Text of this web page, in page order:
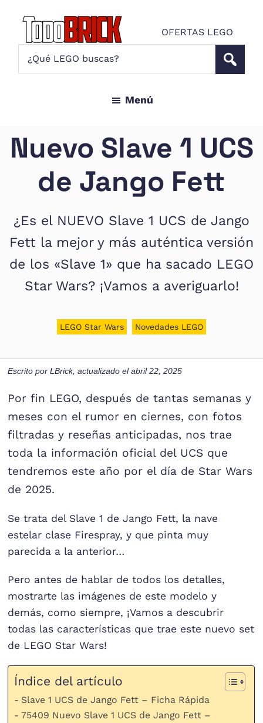
contenido
principal
página
Brick
OFERTAS LEGO
Noticias
Star
Wars
amantes
Menú
Nuevo Slave 1 UCS
de Jango Fett
¿Es el NUEVO Slave 1 UCS de Jango
Fett la mejor y más auténtica versión
de los «Slave 1» que ha sacado LEGO
Star Wars? ¡Vamos a averiguarlo!
LEGO Star Wars Novedades LEGO
Escrito porLBrick, actualizado elabril 22, 2025
Por fin LEGO, después de tantas semanas y
meses con el rumor en ciernes, con fotos
filtradas y reseñas anticipadas, nos trae
toda la información oficial del UCS que
tendremos este año por el día de Star Wars
de 2025.
Se trata del Slave 1 de Jango Fett, la nave
estelar clase Firespray, y que pinta muy
parecida a la anterior…
Pero antes de hablar de todos los detalles,
mostrarte las imágenes de este modelo y
demás, como siempre, ¡Vamos a descubrir
todas las características que trae este nuevo set
de LEGO Star Wars!
Índice del artículo
Slave 1 UCS de Jango Fett – Ficha Rápida
75409 Nuevo Slave 1 UCS de Jango Fett –